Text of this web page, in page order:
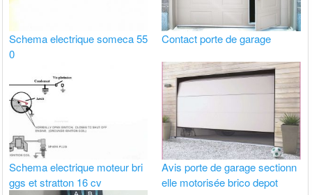
Schema electrique someca 55
0
Contact porte de garage
Schema electrique moteur bri
ggs et stratton 16 cv
Avis porte de garage sectionn
elle motorisée brico depot